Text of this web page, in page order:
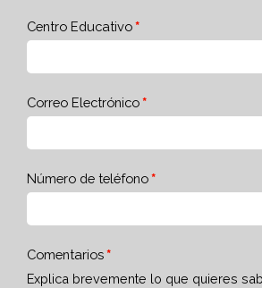
Centro Educativo
Correo Electrónico
Número de teléfono
Comentarios
Explica brevemente lo que quieres